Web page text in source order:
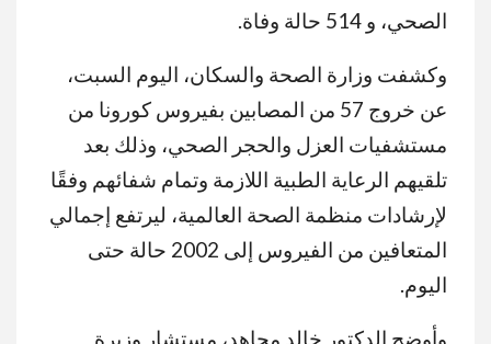
الصحي، و 514 حالة وفاة.
وكشفت وزارة الصحة والسكان، اليوم السبت،
عن خروج 57 من المصابين بفيروس كورونا من
مستشفيات العزل والحجر الصحي، وذلك بعد
تلقيهم الرعاية الطبية اللازمة وتمام شفائهم وفقًا
لإرشادات منظمة الصحة العالمية، ليرتفع إجمالي
المتعافين من الفيروس إلى 2002 حالة حتى
اليوم.
وأوضح الدكتور خالد مجاهد، مستشار وزيرة